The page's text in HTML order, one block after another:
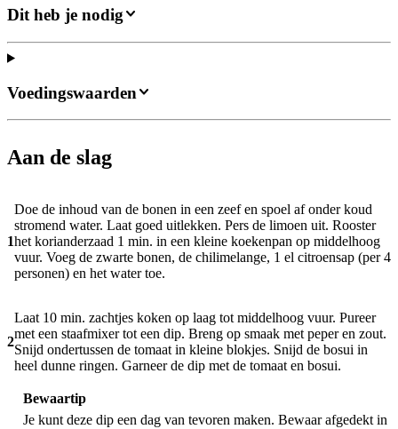
Dit heb je nodig
Aan de slag
1
Doe de inhoud van de bonen in een zeef en spoel af onder koud
stromend water. Laat goed uitlekken. Pers de limoen uit. Rooster
het korianderzaad 1 min. in een kleine koekenpan op middelhoog
vuur. Voeg de zwarte bonen, de chilimelange, 1 el citroensap (per 4
personen) en het water toe.
2
Laat 10 min. zachtjes koken op laag tot middelhoog vuur. Pureer
met een staafmixer tot een dip. Breng op smaak met peper en zout.
Snijd ondertussen de tomaat in kleine blokjes. Snijd de bosui in
heel dunne ringen. Garneer de dip met de tomaat en bosui.
Bewaartip
Je kunt deze dip een dag van tevoren maken. Bewaar afgedekt in
Voedingswaarden